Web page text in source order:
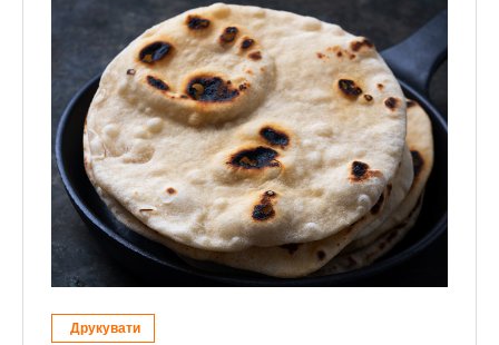
Друкувати